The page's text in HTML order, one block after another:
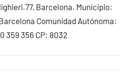
Barcelona. Municipio:
Comunidad Autónoma:
359 356 CP: 8032